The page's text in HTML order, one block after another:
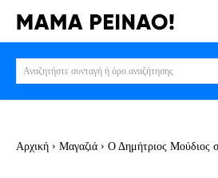
Αναζητήστε συνταγή ή όρο αναζήτησης
Αρχική Μαγαζιά Ο Δημήτριος Μούδιος